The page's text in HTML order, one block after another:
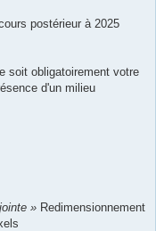
postérieur à 2025
soit obligatoirement votre
d'un milieu
» Redimensionnement